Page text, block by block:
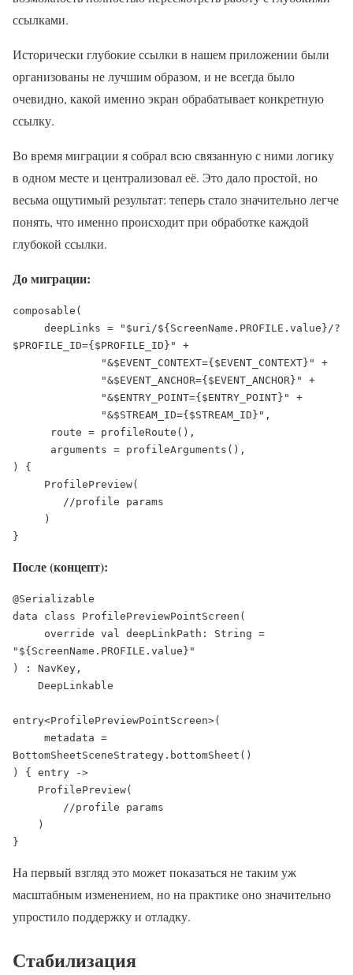
ссылками.
Исторически глубокие ссылки в нашем приложении были
организованы не лучшим образом, и не всегда было
очевидно, какой именно экран обрабатывает конкретную
ссылку.
Во время миграции я собрал всю связанную с ними логику
в одном месте и централизовал её. Это дало простой, но
весьма ощутимый результат: теперь стало значительно легче
понять, что именно происходит при обработке каждой
глубокой ссылки.
До миграции:
composable(
$PROFILE_ID={$PROFILE_ID}" +
) {
}
После (концепт):
@Serializable
data class ProfilePreviewPointScreen(
"${ScreenName.PROFILE.value}"
) : NavKey,
entry<ProfilePreviewPointScreen>(
BottomSheetSceneStrategy.bottomSheet()
) { entry ->
}
На первый взгляд это может показаться не таким уж
масштабным изменением, но на практике оно значительно
упростило поддержку и отладку.
Стабилизация